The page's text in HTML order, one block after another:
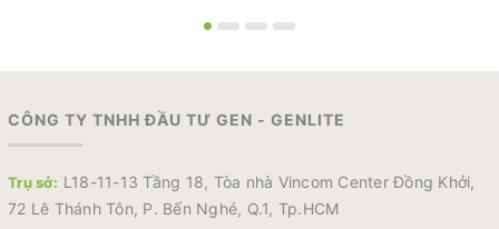
CÔNG TY TNHH ĐẦU TƯ GEN - GENLITE
Trụ sở: L18-11-13 Tầng 18, Tòa nhà Vincom Center Đồng Khởi,
72 Lê Thánh Tôn, P. Bến Nghé, Q.1, Tp.HCM